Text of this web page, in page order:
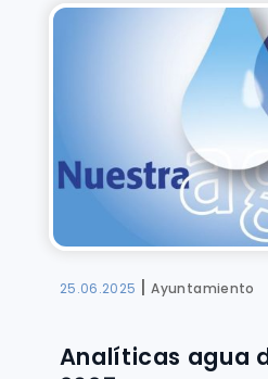
25.06.2025 |Ayuntamiento
Analíticas agua